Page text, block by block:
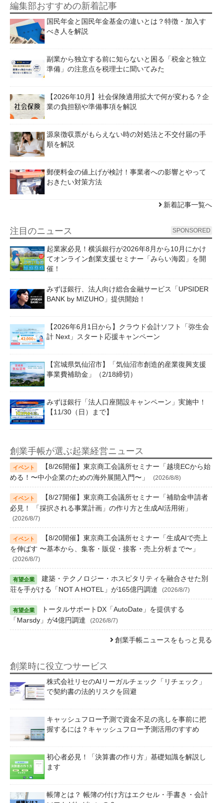
編集部おすすめの新着記事
国民年金と国民年金基金の違いとは？特徴・加入す
べき人を解説
副業から独立する前に知らないと困る「税金と独立
準備」の注意点を税理士に聞いてみた
【2026年10月】社会保険適用拡大で何が変わる？企
業の負担額や準備事項を解説
源泉徴収票がもらえない時の対処法と不交付届の手
順を解説
郵便料金の値上げが検討！事業者への影響とやって
おきたい対策方法
新着記事一覧へ
注目のニュース SPONSORED
起業家必見！横浜銀行が2026年8月から10月にかけ
てオンライン創業支援セミナー「みらい海図」を開
催！
みずほ銀行、法人向け総合金融サービス「UPSIDER
BANK by MIZUHO」提供開始！
【2026年6月1日から】クラウド会計ソフト「弥生会
計 Next」スタート応援キャンペーン
【宮城県気仙沼市】「気仙沼市創造的産業復興支援
事業費補助金」（2/18締切）
みずほ銀行「法人口座開設キャンペーン」実施中！
【11/30（日）まで】
創業手帳が選ぶ起業経営ニュース
【8/26開催】東京商工会議所セミナー「越境ECから始
める！〜中小企業のための海外展開入門〜」
(2026/8/8)
【8/27開催】東京商工会議所セミナー「補助金申請者
必見！ 「採択される事業計画」の作り方と生成AI活用術」
(2026/8/7)
【8/20開催】東京商工会議所セミナー「生成AIで売上
を伸ばす 〜基本から、集客・販促・接客・売上分析まで〜」
(2026/8/7)
建築・テクノロジー・ホスピタリティを融合させた別
荘を手がける「NOT A HOTEL」が165億円調達
(2026/8/7)
トータルサポートDX「AutoDate」を提供する
「Marsdy」が4億円調達
(2026/8/7)
創業手帳ニュースをもっと見る
創業時に役立つサービス
株式会社リセのAIリーガルチェック「リチェック」
で契約書の法的リスクを回避
キャッシュフロー予測で資金不足の兆しを事前に把
握するには？キャッシュフロー予測活用のすすめ
初心者必見！「決算書の作り方」基礎知識を解説し
ます
帳簿とは？ 帳簿の付け方はエクセル・手書き・会計